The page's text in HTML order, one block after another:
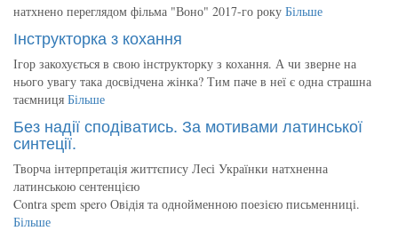
натхнено переглядом фільма "Воно" 2017-го року Більше
Інструкторка з кохання
Ігор закохується в свою інструкторку з кохання. А чи зверне на
нього увагу така досвідчена жінка? Тим паче в неї є одна страшна
таємниця Більше
Без надії сподіватись. За мотивами латинської
синтеції.
Творча інтерпретація життєпису Лесі Українки натхненна
латинською сентенцією
Contra spem spero Овідія та однойменною поезією письменниці.
Більше